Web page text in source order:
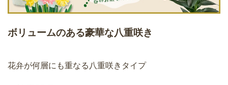
ボリュームのある豪華な八重咲き
花弁が何層にも重なる八重咲きタイプ